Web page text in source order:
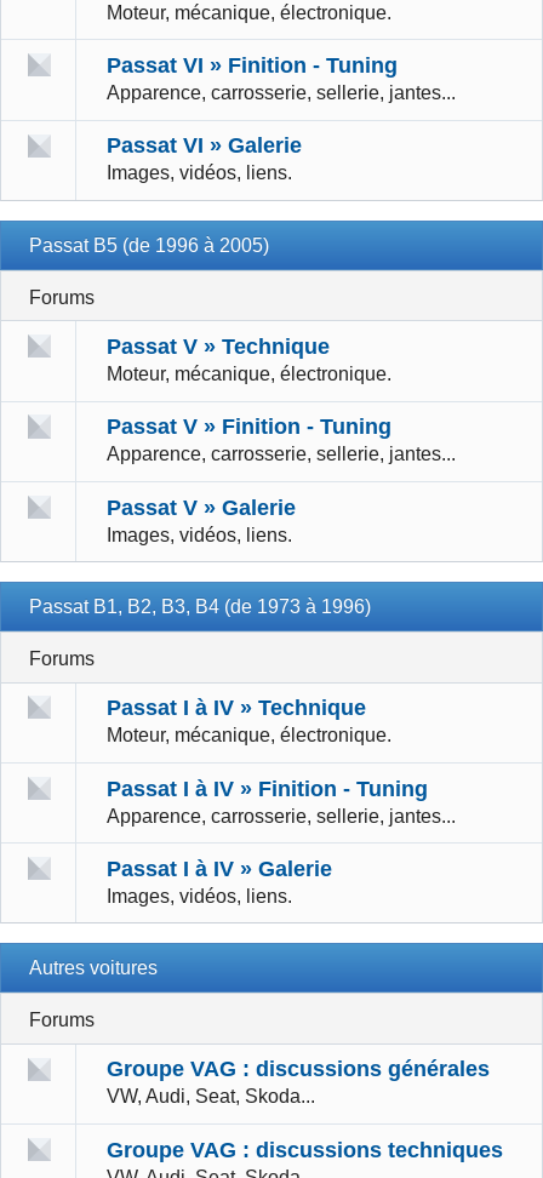
Moteur, mécanique, électronique.
Passat VI » Finition - Tuning
Apparence, carrosserie, sellerie, jantes...
Passat VI » Galerie
Images, vidéos, liens.
Passat B5 (de 1996 à 2005)
Forums
Passat V » Technique
Moteur, mécanique, électronique.
Passat V » Finition - Tuning
Apparence, carrosserie, sellerie, jantes...
Passat V » Galerie
Images, vidéos, liens.
Passat B1, B2, B3, B4 (de 1973 à 1996)
Forums
Passat I à IV » Technique
Moteur, mécanique, électronique.
Passat I à IV » Finition - Tuning
Apparence, carrosserie, sellerie, jantes...
Passat I à IV » Galerie
Images, vidéos, liens.
Autres voitures
Forums
Groupe VAG : discussions générales
VW, Audi, Seat, Skoda...
Groupe VAG : discussions techniques